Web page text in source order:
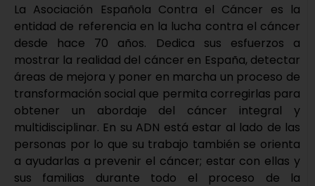
La Asociación Española Contra el Cáncer es la
entidad de referencia en la lucha contra el cáncer
desde hace 70 años. Dedica sus esfuerzos a
mostrar la realidad del cáncer en España, detectar
áreas de mejora y poner en marcha un proceso de
transformación social que permita corregirlas para
obtener un abordaje del cáncer integral y
multidisciplinar. En su ADN está estar al lado de las
personas por lo que su trabajo también se orienta
a ayudarlas a prevenir el cáncer; estar con ellas y
sus familias durante todo el proceso de la